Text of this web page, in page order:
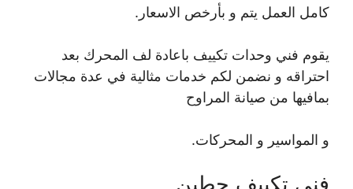
كامل العمل يتم و بأرخص الاسعار.
يقوم فني وحدات تكييف باعادة لف المحرك بعد
احتراقه و نضمن لكم خدمات مثالية في عدة مجالات
بمافيها من صيانة المراوح
و المواسير و المحركات.
فني تكييف حطين